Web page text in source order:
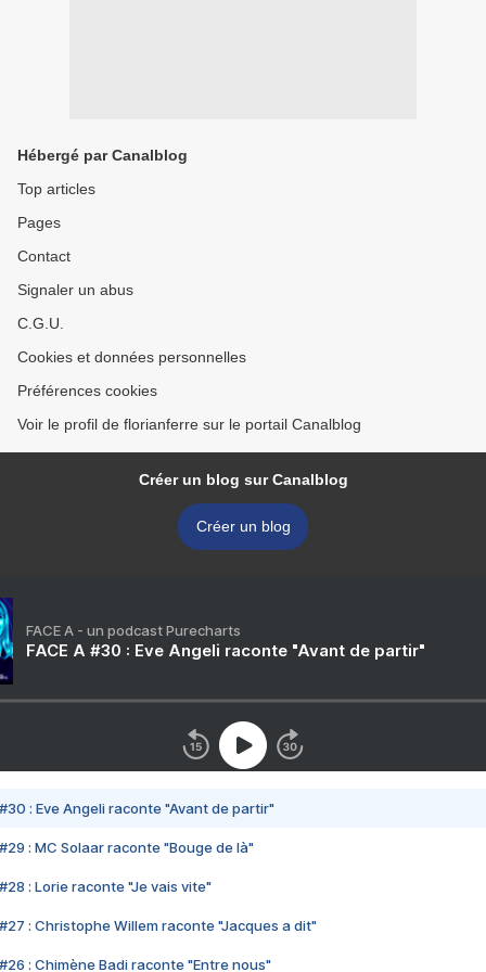
Hébergé par Canalblog
Top articles
Pages
Contact
Signaler un abus
C.G.U.
Cookies et données personnelles
Préférences cookies
Voir le profil de florianferre sur le portail Canalblog
Créer un blog sur Canalblog
Créer un blog
FACE A - un podcast Purecharts
FACE A #30 : Eve Angeli raconte "Avant de partir"
#30 : Eve Angeli raconte "Avant de partir"
#29 : MC Solaar raconte "Bouge de là"
#28 : Lorie raconte "Je vais vite"
#27 : Christophe Willem raconte "Jacques a dit"
#26 : Chimène Badi raconte "Entre nous"